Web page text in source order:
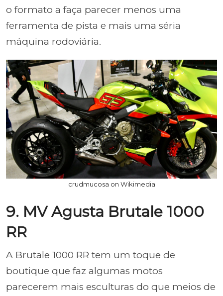
o formato a faça parecer menos uma
ferramenta de pista e mais uma séria
máquina rodoviária.
crudmucosa on Wikimedia
9. MV Agusta Brutale 1000
RR
A Brutale 1000 RR tem um toque de
boutique que faz algumas motos
parecerem mais esculturas do que meios de